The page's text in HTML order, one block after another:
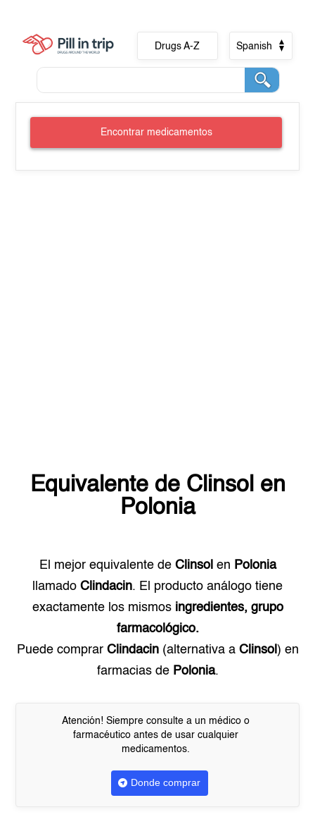
Drugs A-Z Spanish
Encontrar medicamentos
Equivalente de Clinsol en
Polonia
El mejor equivalente de Clinsol en Polonia
llamado Clindacin. El producto análogo tiene
exactamente los mismos ingredientes, grupo
farmacológico.
Puede comprar Clindacin(alternativa a Clinsol ) en
farmacias de Polonia.
Atención! Siempre consulte a un médico o
farmacéutico antes de usar cualquier
medicamentos.
Donde comprar